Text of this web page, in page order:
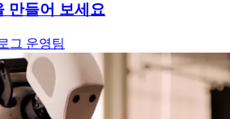
만들어 보세요
그 운영팀